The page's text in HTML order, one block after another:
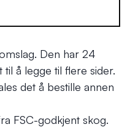
Den har 24
å legge til flere sider.
det å bestille annen
FSC-godkjent skog.